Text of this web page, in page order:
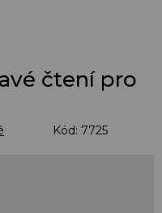
čtení pro
Kód: 7725